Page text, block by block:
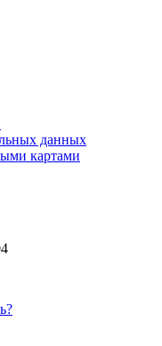
данных
картами